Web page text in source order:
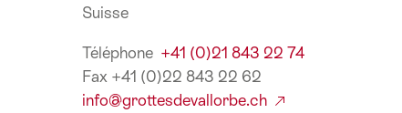
Suisse
Téléphone +41 (0)21 843 22 74
Fax +41 (0)22 843 22 62
info@grottesdevallorbe.ch